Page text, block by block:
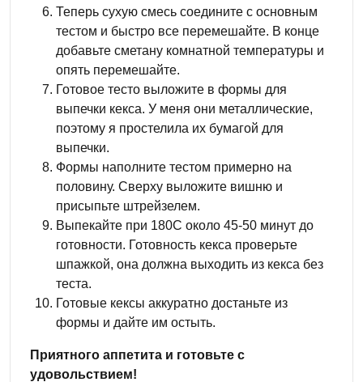
Теперь сухую смесь соедините с основным
тестом и быстро все перемешайте. В конце
добавьте сметану комнатной температуры и
опять перемешайте.
Готовое тесто выложите в формы для
выпечки кекса. У меня они металлические,
поэтому я простелила их бумагой для
выпечки.
Формы наполните тестом примерно на
половину. Сверху выложите вишню и
присыпьте штрейзелем.
Выпекайте при 180С около 45-50 минут до
готовности. Готовность кекса проверьте
шпажкой, она должна выходить из кекса без
теста.
Готовые кексы аккуратно достаньте из
формы и дайте им остыть.
Приятного аппетита и готовьте с
удовольствием!